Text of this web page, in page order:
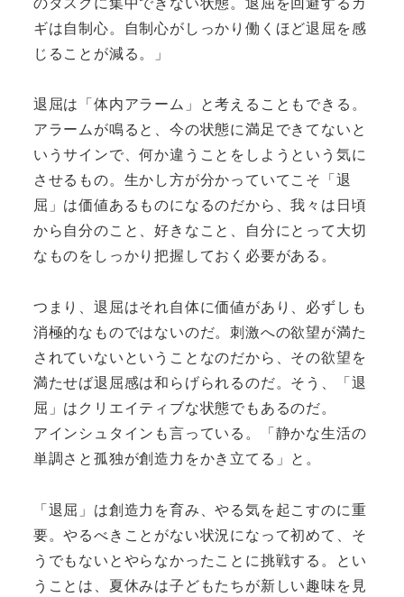
ギは自制心。自制心がしっかり働くほど退屈を感
じることが減る。」
退屈は「体内アラーム」と考えることもできる。
アラームが鳴ると、今の状態に満足できてないと
いうサインで、何か違うことをしようという気に
させるもの。生かし方が分かっていてこそ「退
屈」は価値あるものになるのだから、我々は日頃
から自分のこと、好きなこと、自分にとって大切
なものをしっかり把握しておく必要がある。
つまり、退屈はそれ自体に価値があり、必ずしも
消極的なものではないのだ。刺激への欲望が満た
されていないということなのだから、その欲望を
満たせば退屈感は和らげられるのだ。そう、「退
屈」はクリエイティブな状態でもあるのだ。
アインシュタインも言っている。「静かな生活の
単調さと孤独が創造力をかき立てる」と。
「退屈」は創造力を育み、やる気を起こすのに重
要。やるべきことがない状況になって初めて、そ
うでもないとやらなかったことに挑戦する。とい
うことは、夏休みは子どもたちが新しい趣味を見